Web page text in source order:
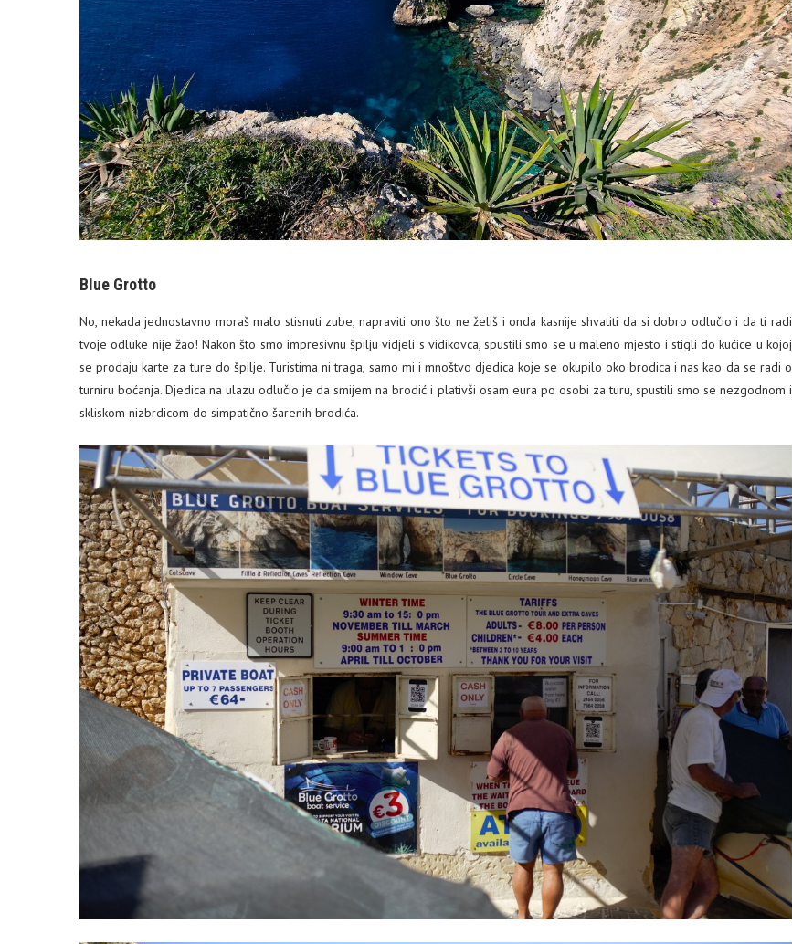
Blue Grotto
No, nekada jednostavno moraš malo stisnuti zube, napraviti ono što ne želiš i onda kasnije shvatiti da si dobro odlučio i da ti radi
tvoje odluke nije žao! Nakon što smo impresivnu špilju vidjeli s vidikovca, spustili smo se u maleno mjesto i stigli do kućice u kojoj
se prodaju karte za ture do špilje. Turistima ni traga, samo mi i mnoštvo djedica koje se okupilo oko brodica i nas kao da se radi o
turniru boćanja. Djedica na ulazu odlučio je da smijem na brodić i plativši osam eura po osobi za turu, spustili smo se nezgodnom i
skliskom nizbrdicom do simpatično šarenih brodića.